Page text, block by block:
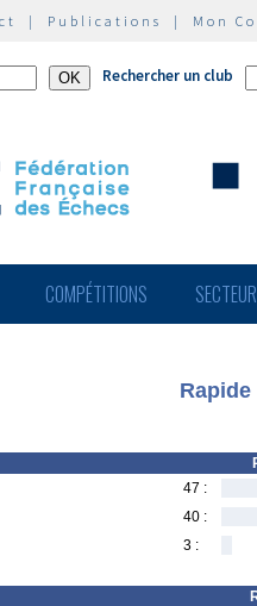
| Publications | Mon
Rechercher un club
COMPÉTITIONS
47 :
40 :
3 :